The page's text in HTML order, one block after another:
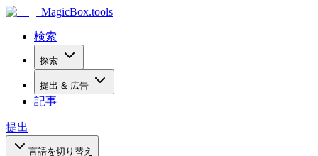
MagicBox.tools
検索
探索
提出 & 広告
記事
提出
言語を切り替え